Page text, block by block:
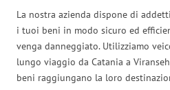
La nostra azienda dispone di
i tuoi beni in modo sicuro ed
venga danneggiato. Utilizziamo
lungo viaggio da Catania a
beni raggiungano la loro